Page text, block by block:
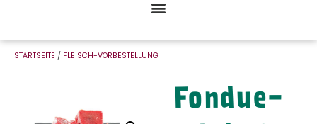
STARTSEITE / FLEISCH-VORBESTELLUNG
Fondue-